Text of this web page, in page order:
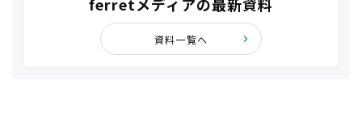
ferretメディアの最新資料
資料一覧へ